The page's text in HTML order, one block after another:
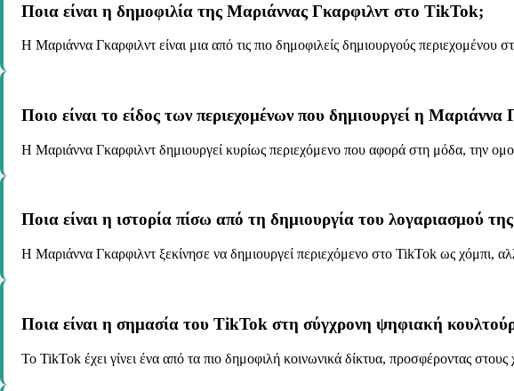
Ποια είναι η δημοφιλία της Μαριάννας Γκαρφιλντ στο TikTok;
Η Μαριάννα Γκαρφιλντ είναι μια από τις πιο δημοφιλείς δημιουργούς
Ποιο είναι το είδος των περιεχομένων που δημιουργεί η
Η Μαριάννα Γκαρφιλντ δημιουργεί κυρίως περιεχόμενο που αφορά στη μόδα, την
Ποια είναι η ιστορία πίσω από τη δημιουργία του λογαριασμού
Η Μαριάννα Γκαρφιλντ ξεκίνησε να δημιουργεί περιεχόμενο στο TikTok ως χόμπι,
Ποια είναι η σημασία του TikTok στη σύγχρονη ψηφιακή
Το TikTok έχει γίνει ένα από τα πιο δημοφιλή κοινωνικά δίκτυα, προσφέροντας